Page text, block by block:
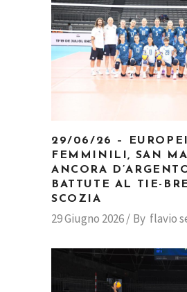
29/06/26 –
FEMMINILI, SAN
ANCORA
BATTUTE AL TIE-
SCOZIA
29 Giugno 2026 By flavio